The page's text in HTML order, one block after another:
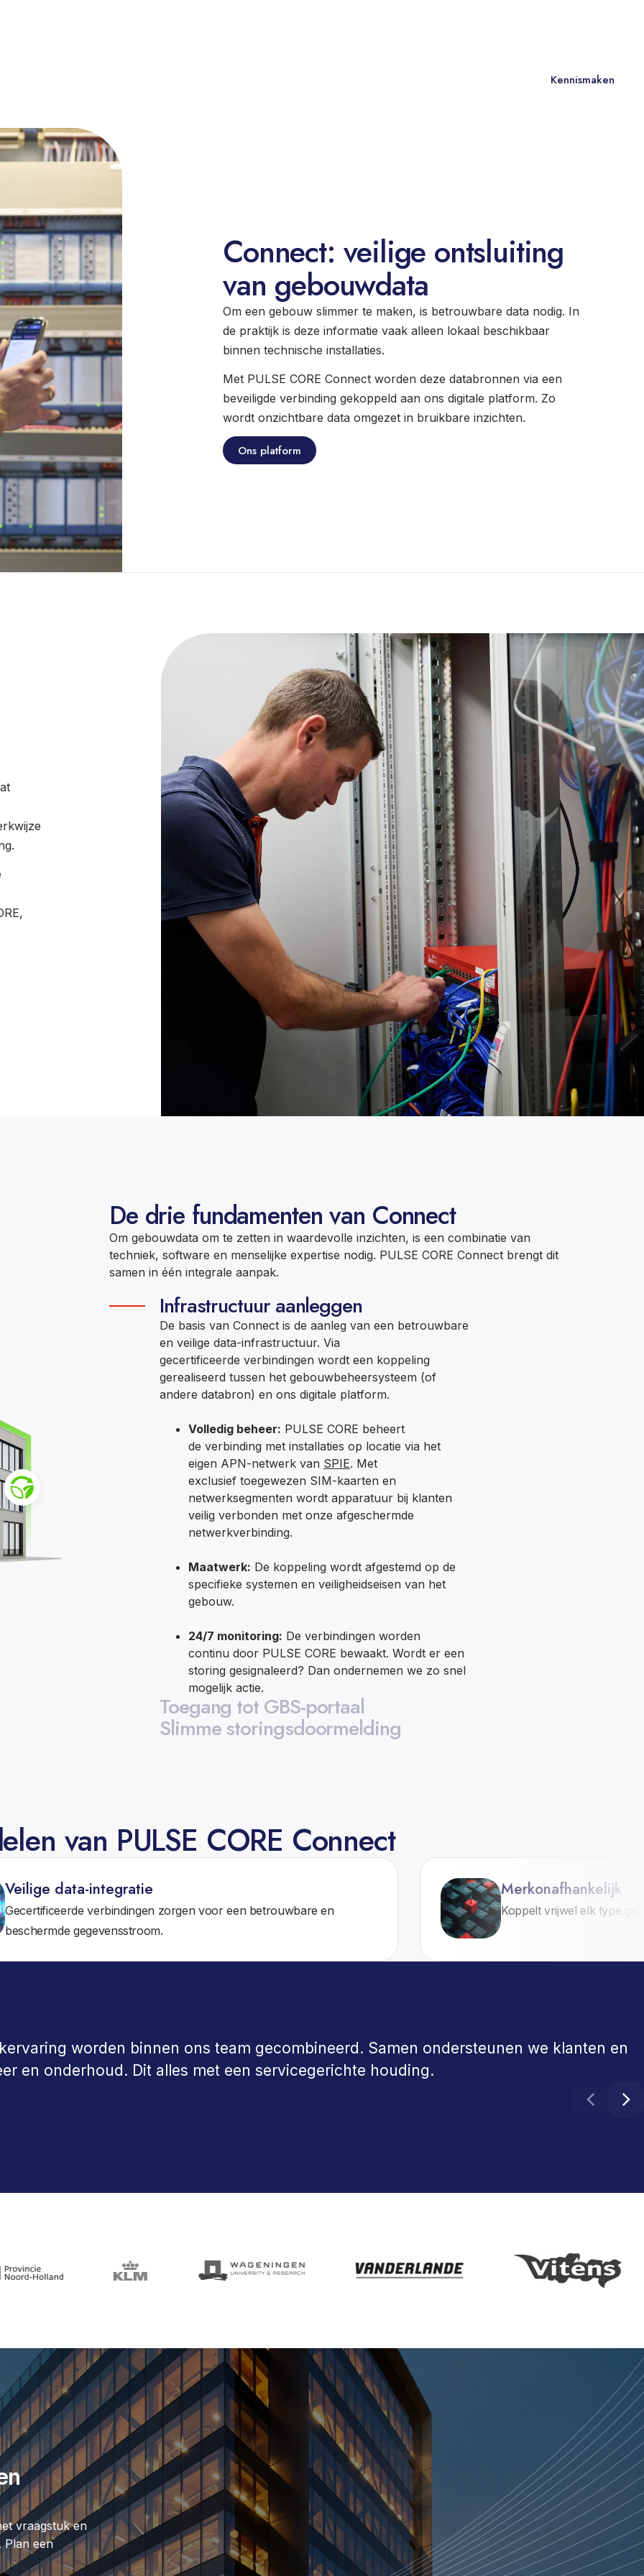
Facility manager
Vastgoedmanager
Energieconsultant
Kennismaken
Connect: veilige ontsluiting
van gebouwdata
Om een gebouw slimmer te maken, is betrouwbare data nodig. In
de praktijk is deze informatie vaak alleen lokaal beschikbaar
binnen technische installaties.
Met PULSE CORE Connect worden deze databronnen via een
beveiligde verbinding gekoppeld aan ons digitale platform. Zo
wordt onzichtbare data omgezet in bruikbare inzichten.
Ons platform
De drie fundamenten van Connect
Om gebouwdata om te zetten in waardevolle inzichten, is een combinatie van
techniek, software en menselijke expertise nodig. PULSE CORE Connect brengt dit
samen in één integrale aanpak.
Infrastructuur aanleggen
De basis van Connect is de aanleg van een betrouwbare
en veilige data-infrastructuur. Via
gecertificeerde verbindingen wordt een koppeling
gerealiseerd tussen het gebouwbeheersysteem (of
andere databron) en ons digitale platform.
Volledig beheer: PULSE CORE beheert
de verbinding met installaties op locatie via het
eigen APN-netwerk van SPIE. Met
exclusief toegewezen SIM-kaarten en
netwerksegmenten wordt apparatuur bij klanten
veilig verbonden met onze afgeschermde
netwerkverbinding.
Maatwerk: De koppeling wordt afgestemd op de
specifieke systemen en veiligheidseisen van het
gebouw.
24/7 monitoring: De verbindingen worden
continu door PULSE CORE bewaakt. Wordt er een
storing gesignaleerd? Dan ondernemen we zo snel
mogelijk actie.
Toegang tot GBS-portaal
Slimme storingsdoormelding
van PULSE CORE Connect
Veilige data-integratie
Gecertificeerde verbindingen zorgen voor een betrouwbare en
beschermde gegevensstroom.
Merkonafhankelijk
Koppelt vrijwel elk type
worden binnen ons team gecombineerd. Samen ondersteunen we klanten en
en onderhoud. Dit alles met een servicegerichte houding.
vraagstuk en
Plan een